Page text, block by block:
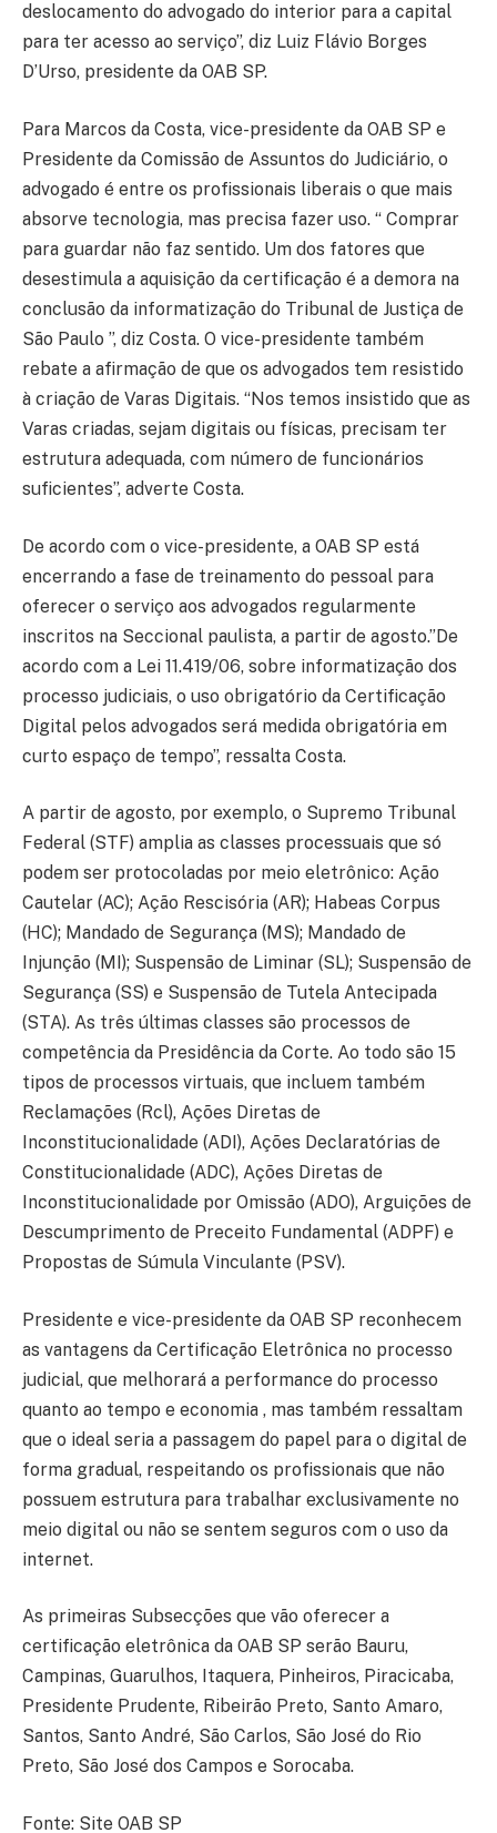
deslocamento do advogado do interior para a capital
para ter acesso ao serviço”, diz Luiz Flávio Borges
D’Urso, presidente da OAB SP.
Para Marcos da Costa, vice-presidente da OAB SP e
Presidente da Comissão de Assuntos do Judiciário, o
advogado é entre os profissionais liberais o que mais
absorve tecnologia, mas precisa fazer uso. “ Comprar
para guardar não faz sentido. Um dos fatores que
desestimula a aquisição da certificação é a demora na
conclusão da informatização do Tribunal de Justiça de
São Paulo ”, diz Costa. O vice-presidente também
rebate a afirmação de que os advogados tem resistido
à criação de Varas Digitais. “Nos temos insistido que as
Varas criadas, sejam digitais ou físicas, precisam ter
estrutura adequada, com número de funcionários
suficientes”, adverte Costa.
De acordo com o vice-presidente, a OAB SP está
encerrando a fase de treinamento do pessoal para
oferecer o serviço aos advogados regularmente
inscritos na Seccional paulista, a partir de agosto.”De
acordo com a Lei 11.419/06, sobre informatização dos
processo judiciais, o uso obrigatório da Certificação
Digital pelos advogados será medida obrigatória em
curto espaço de tempo”, ressalta Costa.
A partir de agosto, por exemplo, o Supremo Tribunal
Federal (STF) amplia as classes processuais que só
podem ser protocoladas por meio eletrônico: Ação
Cautelar (AC); Ação Rescisória (AR); Habeas Corpus
(HC); Mandado de Segurança (MS); Mandado de
Injunção (MI); Suspensão de Liminar (SL); Suspensão de
Segurança (SS) e Suspensão de Tutela Antecipada
(STA). As três últimas classes são processos de
competência da Presidência da Corte. Ao todo são 15
tipos de processos virtuais, que incluem também
Reclamações (Rcl), Ações Diretas de
Inconstitucionalidade (ADI), Ações Declaratórias de
Constitucionalidade (ADC), Ações Diretas de
Inconstitucionalidade por Omissão (ADO), Arguições de
Descumprimento de Preceito Fundamental (ADPF) e
Propostas de Súmula Vinculante (PSV).
Presidente e vice-presidente da OAB SP reconhecem
as vantagens da Certificação Eletrônica no processo
judicial, que melhorará a performance do processo
quanto ao tempo e economia , mas também ressaltam
que o ideal seria a passagem do papel para o digital de
forma gradual, respeitando os profissionais que não
possuem estrutura para trabalhar exclusivamente no
meio digital ou não se sentem seguros com o uso da
internet.
As primeiras Subsecções que vão oferecer a
certificação eletrônica da OAB SP serão Bauru,
Campinas, Guarulhos, Itaquera, Pinheiros, Piracicaba,
Presidente Prudente, Ribeirão Preto, Santo Amaro,
Santos, Santo André, São Carlos, São José do Rio
Preto, São José dos Campos e Sorocaba.
Fonte: Site OAB SP